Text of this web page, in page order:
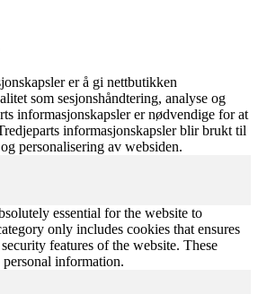
er å gi nettbutikken
som sesjonshåndtering, analyse og
informasjonskapsler er nødvendige for at
informasjonskapsler blir brukt til
personalisering av websiden.
essential for the website to
only includes cookies that ensures
features of the website. These
information.